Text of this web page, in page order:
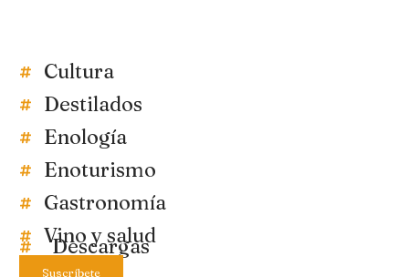
Cultura
Destilados
Enología
Enoturismo
Gastronomía
Vino y salud
Descargas
Suscríbete